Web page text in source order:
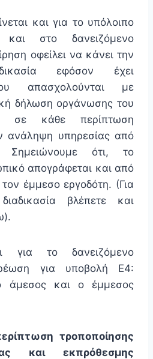
και για το υπόλοιπο
στο δανειζόμενο
οφείλει να κάνει την
εφόσον έχει
απασχολούνται με
δήλωση οργάνωσης του
σε κάθε περίπτωση
ανάληψη υπηρεσίας από
Σημειώνουμε ότι, το
απογράφεται και από
έμμεσο εργοδότη. (Για
βλέπετε και
για το δανειζόμενο
για υποβολή Ε4:
άμεσος και ο έμμεσος
τροποποίησης
και εκπρόθεσμης